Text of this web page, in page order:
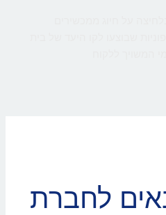
לחברת